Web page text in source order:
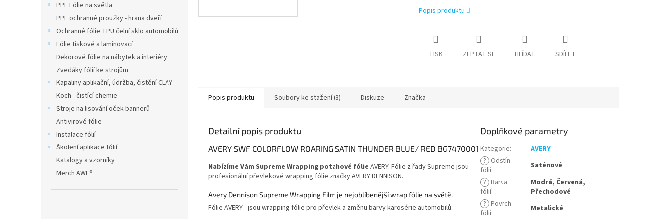
PPF Fólie na světla
PPF ochranné proužky - hrana dveří
Ochranné fólie TPU čelní sklo automobilů
Fólie tiskové a laminovací
Dekorové fólie na nábytek a interiéry
Zvedáky fólií ke strojům
Kapaliny aplikační, údržba, čistění CLAY
Koch - čistící chemie
Stroje na lisování oček bannerů
Antivirové fólie
Instalace fólií
Školení aplikace fólií
Katalogy a vzorníky
Merch AWF®
Popis produktu
TISK ZEPTAT SE HLÍDAT SDÍLET
Popis produktu Soubory ke stažení (3) Diskuze Značka
Detailní popis produktu
AVERY SWF COLORFLOW ROARING SATIN THUNDER BLUE/ RED BG7470001
Nabízíme Vám Supreme Wrapping potahové fólie AVERY. Fólie z řady Supreme jsou
profesionální převlekové wrapping fólie značky AVERY DENNISON.
Avery Dennison Supreme Wrapping Film je nejoblíbenější wrap fólie na světě.
Fólie AVERY - jsou wrapping fólie pro převlek a změnu barvy karosérie automobilů.
Doplňkové parametry
Kategorie:
AVERY
? Odstín
fólií:
Saténové
? Barva
fólií:
Modrá, Červená,
Přechodové
? Povrch
fólií:
Metalické